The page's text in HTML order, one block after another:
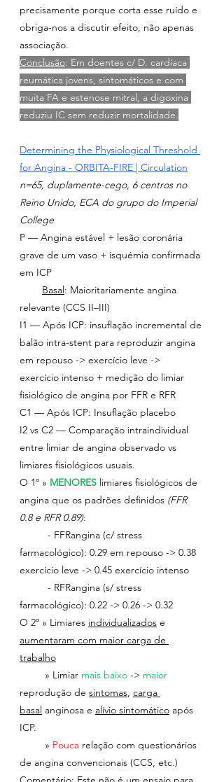
precisamente porque corta esse ruído e
obriga-nos a discutir efeito, não apenas
associação.
Conclusão: Em doentes c/ D. cardíaca
reumática jovens, sintomáticos e com
muita FA e estenose mitral, a digoxina
reduziu IC sem reduzir mortalidade.
Determining the Physiological Threshold
for Angina - ORBITA-FIRE | Circulation
n=65, duplamente-cego, 6 centros no
Reino Unido, ECA do grupo do Imperial
College
P — Angina estável + lesão coronária
grave de um vaso + isquémia confirmada
em ICP
Basal: Maioritariamente angina
relevante (CCS II–III)
I1 — Após ICP: insuflação incremental de
balão intra-stent para reproduzir angina
em repouso -> exercício leve ->
exercício intenso + medição do limiar
fisiológico de angina por FFR e RFR
C1 — Após ICP: Insuflação placebo
I2 vs C2 — Comparação intraindividual
entre limiar de angina observado vs
limiares fisiológicos usuais.
O 1º » MENORES limiares fisiológicos de
angina que os padrões definidos (FFR
0.8 e RFR 0.89):
farmacológico): 0.29 em repouso -> 0.38
exercício leve -> 0.45 exercício intenso
farmacológico): 0.22 -> 0.26 -> 0.32
O 2º » Limiares individualizados e
aumentaram com maior carga de
trabalho
» Limiar mais baixo -> maior
reprodução de sintomas, carga
basal anginosa e alívio sintomático após
ICP.
» Pouca relação com questionários
de angina convencionais (CCS, etc.)